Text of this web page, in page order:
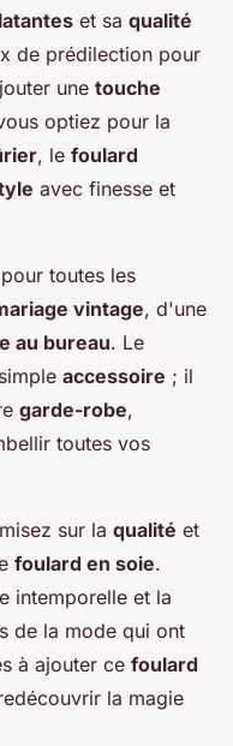
et sa qualité
de prédilection pour
une touche
optiez pour la
, le foulard
avec finesse et
pour toutes les
vintage, d'une
au bureau. Le
accessoire ; il
garde-robe,
toutes vos
sur la qualité et
foulard en soie.
intemporelle et la
de la mode qui ont
à ajouter ce foulard
la magie